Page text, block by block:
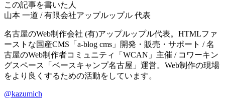
この記事を書いた人
山本 一道 / 有限会社アップルップル 代表
名古屋のWeb制作会社 (有)アップルップル代表。HTMLファ
ーストな国産CMS「a-blog cms」開発・販売・サポート / 名
古屋のWeb制作者コミュニティ「WCAN」主催 / コワーキン
グスペース「ベースキャンプ名古屋」運営。Web制作の現場
をより良くするための活動をしています。
@kazumich